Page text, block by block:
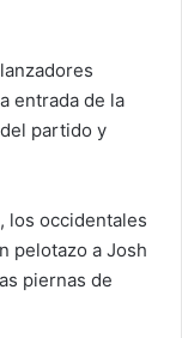
entrada de la
partido y
los occidentales
pelotazo a Josh
piernas de